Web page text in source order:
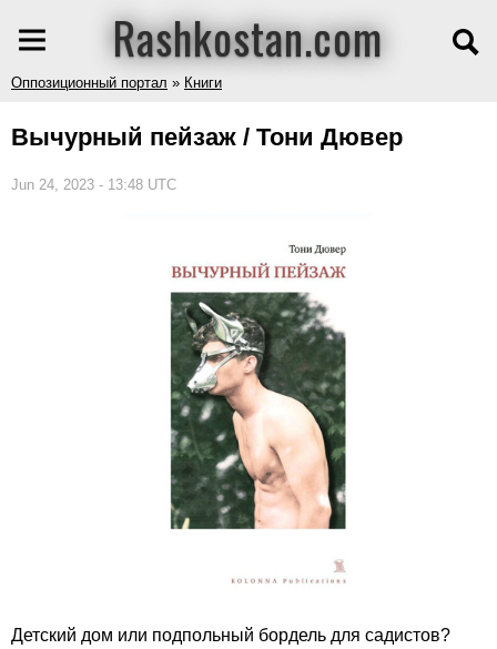
Rashkostan.com
Оппозиционный портал » Книги
Вычурный пейзаж / Тони Дювер
Jun 24, 2023 - 13:48 UTC
Детский дом или подпольный бордель для садистов?